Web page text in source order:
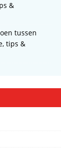
&
tussen
tips &